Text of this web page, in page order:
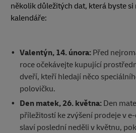
několik důležitých dat, která byste
kalendáře:
Valentýn, 14. února:Před
roce očekávejte kupující
dveří, kteří hledají něco
polovičku.
Den matek, 26. května:Den
příležitostí ke zvýšení prodeje v
slaví poslední neděli v květnu,